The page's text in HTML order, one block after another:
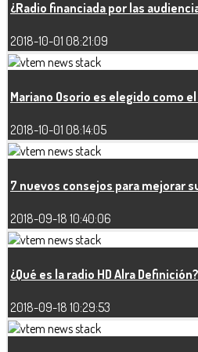
¿Radio financiada por las
2018-10-01 08:21:09
Mariano Osorio es elegido como
2018-10-01 08:14:05
7 nuevos consejos para mejorar
2018-09-18 10:40:06
¿Qué es la radio HD Alra Definición?
2018-09-18 10:29:53